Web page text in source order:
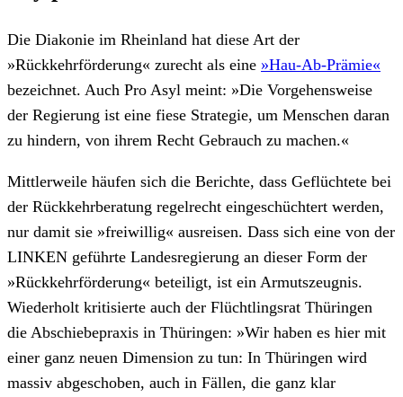
Die Diakonie im Rheinland hat diese Art der
»Rückkehrförderung« zurecht als eine »Hau-Ab-Prämie«
bezeichnet. Auch Pro Asyl meint: »Die Vorgehensweise
der Regierung ist eine fiese Strategie, um Menschen daran
zu hindern, von ihrem Recht Gebrauch zu machen.«
Mittlerweile häufen sich die Berichte, dass Geflüchtete bei
der Rückkehrberatung regelrecht eingeschüchtert werden,
nur damit sie »freiwillig« ausreisen. Dass sich eine von der
LINKEN geführte Landesregierung an dieser Form der
»Rückkehrförderung« beteiligt, ist ein Armutszeugnis.
Wiederholt kritisierte auch der Flüchtlingsrat Thüringen
die Abschiebepraxis in Thüringen: »Wir haben es hier mit
einer ganz neuen Dimension zu tun: In Thüringen wird
massiv abgeschoben, auch in Fällen, die ganz klar